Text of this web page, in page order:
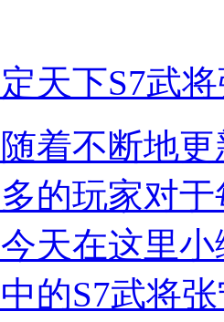
定天下S7武
着不断地
的玩家对
天在这里
的S7武将